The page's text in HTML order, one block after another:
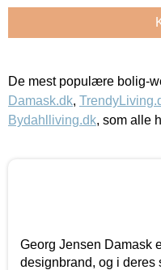
De mest populære bolig-
Damask.dk,
Bydahlliving.dk, som alle
Georg Jensen Damask
designbrand, og i deres